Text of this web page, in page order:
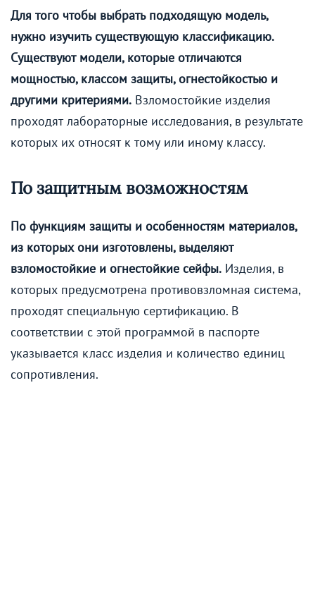
Для того чтобы выбрать подходящую модель,
нужно изучить существующую классификацию.
Существуют модели, которые отличаются
мощностью, классом защиты, огнестойкостью и
другими критериями. Взломостойкие изделия
проходят лабораторные исследования, в результате
которых их относят к тому или иному классу.
По защитным возможностям
По функциям защиты и особенностям материалов,
из которых они изготовлены, выделяют
взломостойкие и огнестойкие сейфы. Изделия, в
которых предусмотрена противовзломная система,
проходят специальную сертификацию. В
соответствии с этой программой в паспорте
указывается класс изделия и количество единиц
сопротивления.